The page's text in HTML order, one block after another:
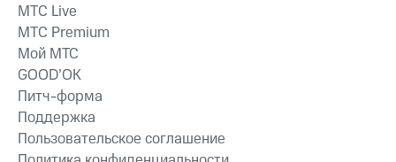
MTС Live
MTС Premium
Мой МТС
GOOD’OK
Питч-форма
Поддержка
Пользовательское соглашение